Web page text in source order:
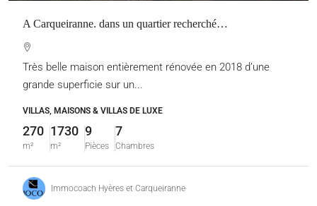
A Carqueiranne. dans un quartier recherché…
Très belle maison entièrement rénovée en 2018 d’une
grande superficie sur un...
VILLAS, MAISONS & VILLAS DE LUXE
270
m²
1730
m²
9
Pièces
7
Chambres
Immocoach Hyères et Carqueiranne